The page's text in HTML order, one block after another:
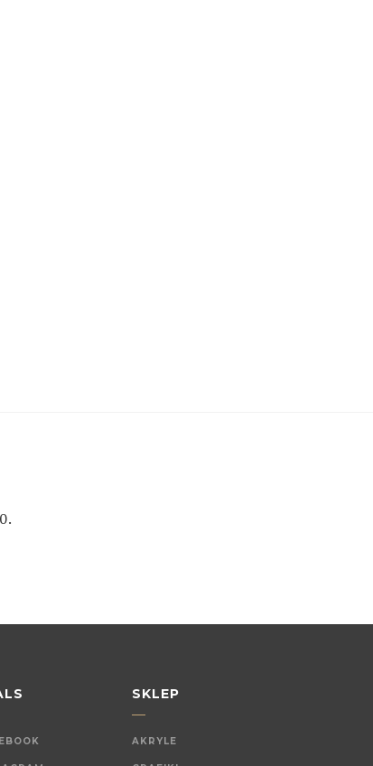
SKLEP
AKRYLE